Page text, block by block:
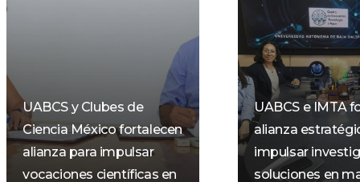
UABCS y Clubes de
Ciencia México fortalecen
alianza para impulsar
vocaciones científicas en
UABCS e IMTA
alianza
impulsar
soluciones en